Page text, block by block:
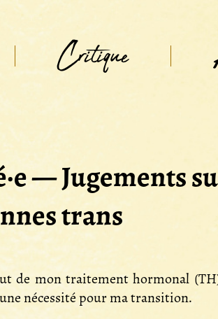
Critique
— Jugements
trans
de mon traitement hormonal
nécessité pour ma transition.